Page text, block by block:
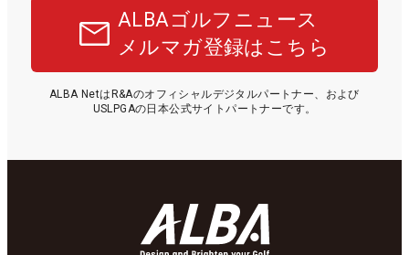
ALBAゴルフニュース
メルマガ登録はこちら
ALBA NetはR&Aのオフィシャルデジタルパートナー、および
USLPGAの日本公式サイトパートナーです。